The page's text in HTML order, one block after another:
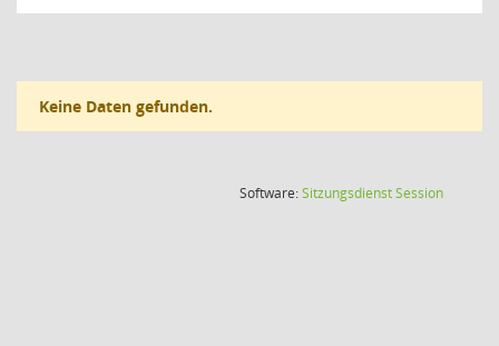
Keine Daten gefunden.
Software:SitzungsdienstSession(Wird in